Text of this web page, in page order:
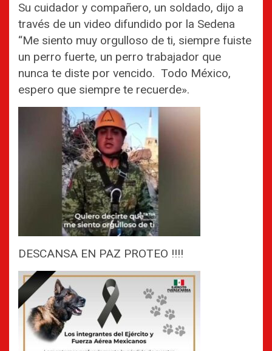
Su cuidador y compañero, un soldado, dijo a
través de un video difundido por la Sedena
“Me siento muy orgulloso de ti, siempre fuiste
un perro fuerte, un perro trabajador que
nunca te diste por vencido. Todo México,
espero que siempre te recuerde».
DESCANSA EN PAZ PROTEO ‼️‼️